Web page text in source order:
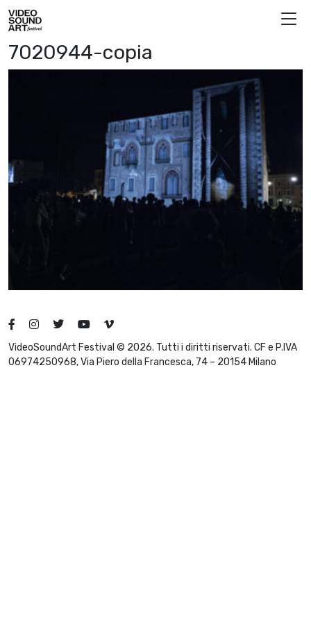
Vai al contenuto
Video Sound Art
7020944-copia
VideoSoundArt Festival © 2026. Tutti i diritti riservati. CF e P.IVA
06974250968, Via Piero della Francesca, 74 – 20154 Milano